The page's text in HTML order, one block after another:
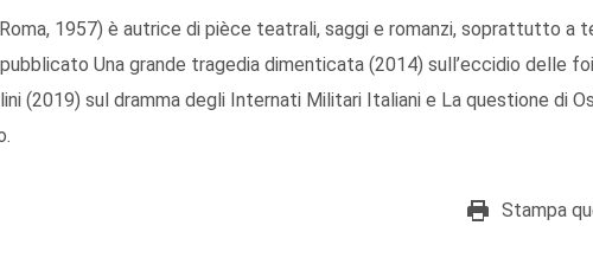
1957) è autrice di pièce teatrali, saggi e romanzi, soprattutto a
Una grande tragedia dimenticata (2014) sull’eccidio delle
(2019) sul dramma degli Internati Militari Italiani e La questione di
Stampa